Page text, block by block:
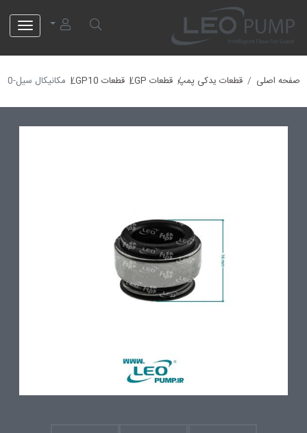
صفحه اصلی قطعات یدکی پمپ قطعات LGP قطعات LGP10 مکانیکال سیل-10001260